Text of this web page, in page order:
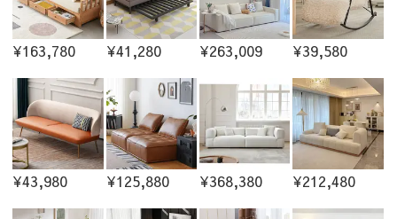
¥163,780 ¥41,280 ¥263,009 ¥39,580
¥43,980 ¥125,880 ¥368,380 ¥212,480